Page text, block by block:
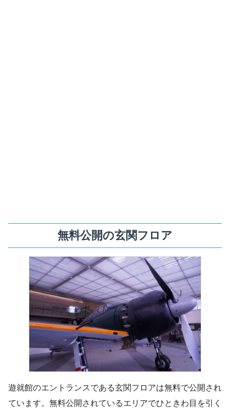
無料公開の玄関フロア
遊就館のエントランスである玄関フロアは無料で公開され
ています。無料公開されているエリアでひときわ目を引く